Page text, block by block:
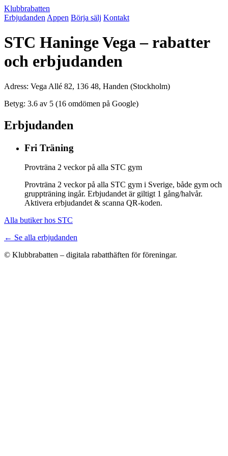
Klubbrabatten
Erbjudanden Appen Börja sälj Kontakt
STC Haninge Vega – rabatter
och erbjudanden
Adress: Vega Allé 82, 136 48, Handen (Stockholm)
Betyg: 3.6 av 5 (16 omdömen på Google)
Erbjudanden
Fri Träning
Provträna 2 veckor på alla STC gym
Provträna 2 veckor på alla STC gym i Sverige, både gym och
gruppträning ingår. Erbjudandet är giltigt 1 gång/halvår.
Aktivera erbjudandet & scanna QR-koden.
Alla butiker hos STC
← Se alla erbjudanden
© Klubbrabatten – digitala rabatthäften för föreningar.